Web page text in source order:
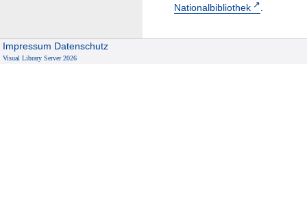
Nationalbibliothek
.
Impressum Datenschutz
Visual Library Server 2026